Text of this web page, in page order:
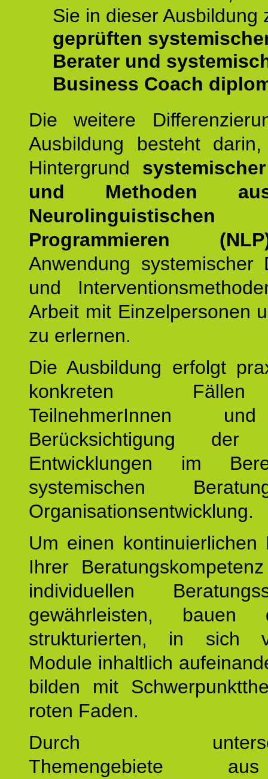
Sie in dieser Ausbildung
geprüften
Berater und
Business Coach
Die weitere
Ausbildung besteht
Hintergrund
und Methoden
Neurolinguistischen
Programmieren
Anwendung systemischer
und
Arbeit mit Einzelpersonen
zu erlernen.
Die Ausbildung erfolgt
konkreten
TeilnehmerInnen
Berücksichtigung der
Entwicklungen im
systemischen
Organisationsentwicklung.
Um einen kontinuierlichen
Ihrer
individuellen
gewährleisten,
strukturierten, in sich
Module inhaltlich
bilden mit
roten Faden.
Durch
Themengebiete